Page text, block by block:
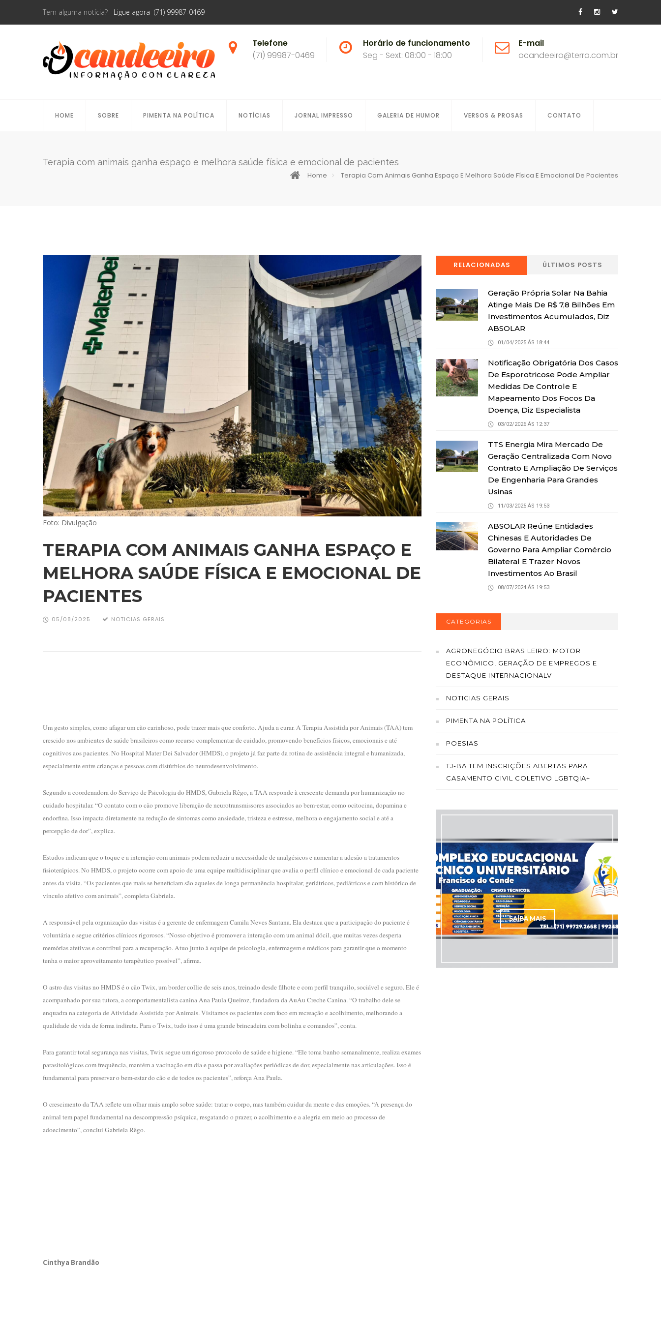
Tem alguma notícia? Ligue agora (71) 99987-0469
Telefone
(71) 99987-0469
Horário de funcionamento
Seg - Sext: 08:00 - 18:00
E-mail
ocandeeiro@terra.com.br
HOME SOBRE PIMENTA NA POLÍTICA NOTÍCIAS JORNAL IMPRESSO GALERIA DE HUMOR VERSOS & PROSAS CONTATO
Terapia com animais ganha espaço e melhora saúde física e emocional de pacientes
Home Terapia Com Animais Ganha Espaço E Melhora Saúde Física E Emocional De Pacientes
Foto: Divulgação
TERAPIA COM ANIMAIS GANHA ESPAÇO E
MELHORA SAÚDE FÍSICA E EMOCIONAL DE
PACIENTES
05/08/2025 NOTICIAS GERAIS
Um gesto simples, como afagar um cão carinhoso, pode trazer mais que conforto. Ajuda a curar. A Terapia Assistida por Animais (TAA) tem
crescido nos ambientes de saúde brasileiros como recurso complementar de cuidado, promovendo benefícios físicos, emocionais e até
cognitivos aos pacientes. No Hospital Mater Dei Salvador (HMDS), o projeto já faz parte da rotina de assistência integral e humanizada,
especialmente entre crianças e pessoas com distúrbios do neurodesenvolvimento.
Segundo a coordenadora do Serviço de Psicologia do HMDS, Gabriela Rêgo, a TAA responde à crescente demanda por humanização no
cuidado hospitalar. “O contato com o cão promove liberação de neurotransmissores associados ao bem-estar, como ocitocina, dopamina e
endorfina. Isso impacta diretamente na redução de sintomas como ansiedade, tristeza e estresse, melhora o engajamento social e até a
percepção de dor”, explica.
Estudos indicam que o toque e a interação com animais podem reduzir a necessidade de analgésicos e aumentar a adesão a tratamentos
fisioterápicos. No HMDS, o projeto ocorre com apoio de uma equipe multidisciplinar que avalia o perfil clínico e emocional de cada paciente
antes da visita. “Os pacientes que mais se beneficiam são aqueles de longa permanência hospitalar, geriátricos, pediátricos e com histórico de
vínculo afetivo com animais”, completa Gabriela.
A responsável pela organização das visitas é a gerente de enfermagem Camila Neves Santana. Ela destaca que a participação do paciente é
voluntária e segue critérios clínicos rigorosos. “Nosso objetivo é promover a interação com um animal dócil, que muitas vezes desperta
memórias afetivas e contribui para a recuperação. Atuo junto à equipe de psicologia, enfermagem e médicos para garantir que o momento
tenha o maior aproveitamento terapêutico possível”, afirma.
O astro das visitas no HMDS é o cão Twix, um border collie de seis anos, treinado desde filhote e com perfil tranquilo, sociável e seguro. Ele é
acompanhado por sua tutora, a comportamentalista canina Ana Paula Queiroz, fundadora da AuAu Creche Canina. “O trabalho dele se
enquadra na categoria de Atividade Assistida por Animais. Visitamos os pacientes com foco em recreação e acolhimento, melhorando a
qualidade de vida de forma indireta. Para o Twix, tudo isso é uma grande brincadeira com bolinha e comandos”, conta.
Para garantir total segurança nas visitas, Twix segue um rigoroso protocolo de saúde e higiene. “Ele toma banho semanalmente, realiza exames
parasitológicos com frequência, mantém a vacinação em dia e passa por avaliações periódicas de dor, especialmente nas articulações. Isso é
fundamental para preservar o bem-estar do cão e de todos os pacientes”, reforça Ana Paula.
O crescimento da TAA reflete um olhar mais amplo sobre saúde: tratar o corpo, mas também cuidar da mente e das emoções. “A presença do
animal tem papel fundamental na descompressão psíquica, resgatando o prazer, o acolhimento e a alegria em meio ao processo de
adoecimento”, conclui Gabriela Rêgo.
Cinthya Brandão
RELACIONADAS ÚLTIMOS POSTS
Geração Própria Solar Na Bahia
Atinge Mais De R$ 7,8 Bilhões Em
Investimentos Acumulados, Diz
ABSOLAR
01/04/2025 ÁS 18:44
Notificação Obrigatória Dos Casos
De Esporotricose Pode Ampliar
Medidas De Controle E
Mapeamento Dos Focos Da
Doença, Diz Especialista
03/02/2026 ÁS 12:37
TTS Energia Mira Mercado De
Geração Centralizada Com Novo
Contrato E Ampliação De Serviços
De Engenharia Para Grandes
Usinas
11/03/2025 ÁS 19:53
ABSOLAR Reúne Entidades
Chinesas E Autoridades De
Governo Para Ampliar Comércio
Bilateral E Trazer Novos
Investimentos Ao Brasil
08/07/2024 ÁS 19:53
CATEGORIAS
AGRONEGÓCIO BRASILEIRO: MOTOR
ECONÔMICO, GERAÇÃO DE EMPREGOS E
DESTAQUE INTERNACIONALV
NOTICIAS GERAIS
PIMENTA NA POLÍTICA
POESIAS
TJ-BA TEM INSCRIÇÕES ABERTAS PARA
CASAMENTO CIVIL COLETIVO LGBTQIA+
SAÍBA MAIS